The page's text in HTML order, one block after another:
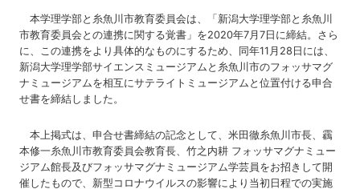
本学理学部と糸魚川市教育委員会は、「新潟大学理学部と糸魚川
市教育委員会との連携に関する覚書」を2020年7月7日に締結。さら
に、この連携をより具体的なものにするため、同年11月28日には、
新潟大学理学部サイエンスミュージアムと糸魚川市のフォッサマグ
ナミュージアムを相互にサテライトミュージアムと位置付ける申合
せ書を締結しました。
本上掲式は、申合せ書締結の記念として、米田徹糸魚川市長、靏
本修一糸魚川市教育委員会教育長、竹之内耕 フォッサマグナミュー
ジアム館長及びフォッサマグナミュージアム学芸員をお招きして開
催したもので、新型コロナウイルスの影響により当初日程での実施